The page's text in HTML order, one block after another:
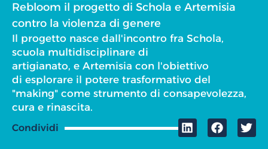
Rebloom il progetto di Schola e Artemisia
contro la violenza di genere
Il progetto nasce dall'incontro fra Schola,
scuola multidisciplinare di
artigianato, e Artemisia con l'obiettivo
di esplorare il potere trasformativo del
"making" come strumento di consapevolezza,
cura e rinascita.
Condividi